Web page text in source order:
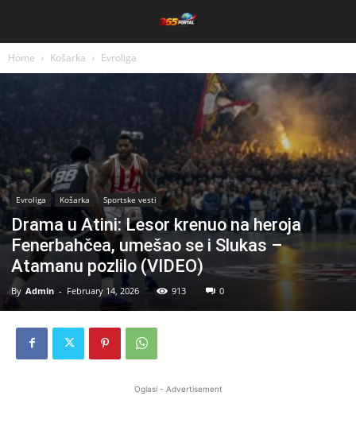
Home Košarka Evroliga
Evroliga Košarka Sportske vesti
Drama u Atini: Lesor krenuo na heroja
Fenerbahčea, umešao se i Slukas –
Atamanu pozlilo (VIDEO)
By Admin - February 14, 2026 913 0
Oglasi - Advertisement